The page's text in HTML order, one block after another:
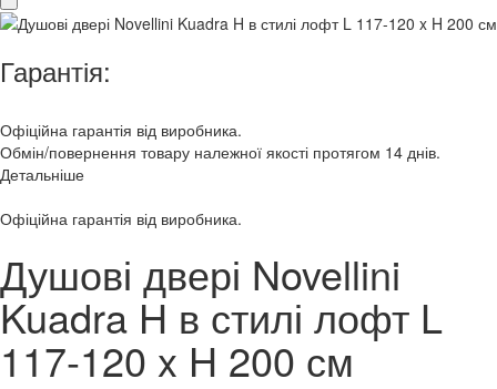
Гарантія:
Офіційна гарантія від виробника.
Обмін/повернення товару належної якості протягом 14 днів.
Детальніше
Офіційна гарантія від виробника.
Душові двері Novellini
Kuadra H в стилі лофт L
117-120 x H 200 см